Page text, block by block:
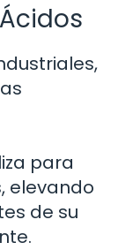
para
elevando
de su